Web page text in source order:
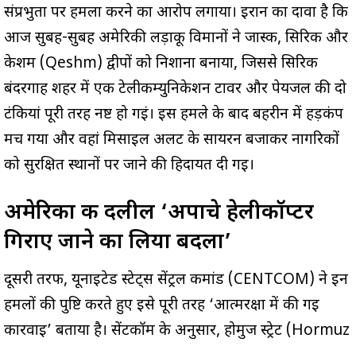
संप्रभुता पर हमला करने का आरोप लगाया। ईरान का दावा है कि
आज सुबह-सुबह अमेरिकी लड़ाकू विमानों ने जास्क, सिरिक और
केशम (Qeshm) द्वीपों को निशाना बनाया, जिससे सिरिक
बंदरगाह शहर में एक टेलीकम्युनिकेशन टावर और पेयजल की दो
टंकियां पूरी तरह नष्ट हो गईं। इस हमले के बाद बहरीन में हड़कंप
मच गया और वहां मिसाइल अलर्ट के सायरन बजाकर नागरिकों
को सुरक्षित स्थानों पर जाने की हिदायत दी गई।
अमेरिका की दलील ‘अपाचे हेलीकॉप्टर
गिराए जाने का लिया बदला’
दूसरी तरफ, यूनाइटेड स्टेट्स सेंट्रल कमांड (CENTCOM) ने इन
हमलों की पुष्टि करते हुए इसे पूरी तरह ‘आत्मरक्षा में की गई
कार्रवाई’ बताया है। सेंटकॉम के अनुसार, होर्मुज स्ट्रेट (Hormuz